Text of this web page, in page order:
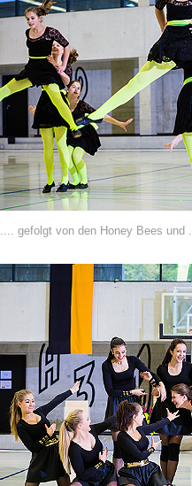
.... gefolgt von den Honey Bees und